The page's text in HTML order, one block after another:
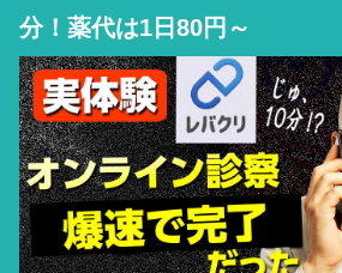
分！薬代は1日80円～